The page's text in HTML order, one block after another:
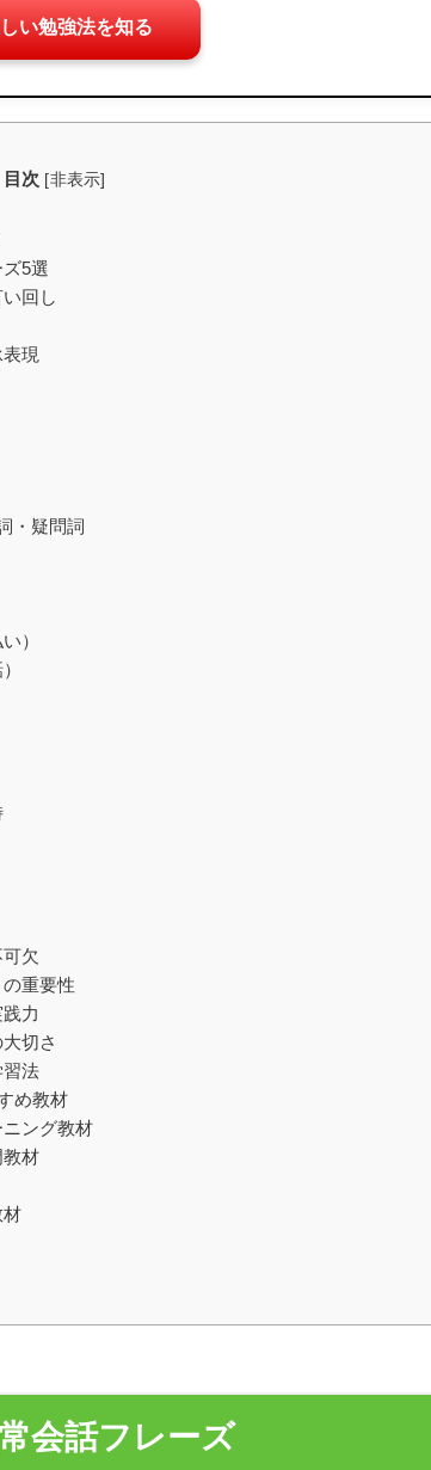
い勉強法を知る
目次 [非表示]
5選
回し
現
・疑問詞
）
欠
重要性
力
切さ
法
め教材
ング教材
材
材
会話フレーズ